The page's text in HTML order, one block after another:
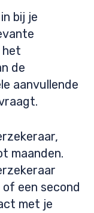
bij je
het
de
aanvullende
maanden.
een second
met je